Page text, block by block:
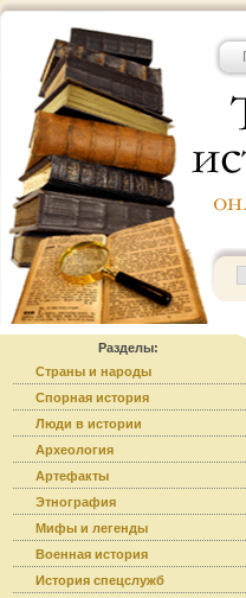
Разделы:
Страны и народы
Спорная история
Люди в истории
Археология
Артефакты
Этнография
Мифы и легенды
Военная история
История спецслужб